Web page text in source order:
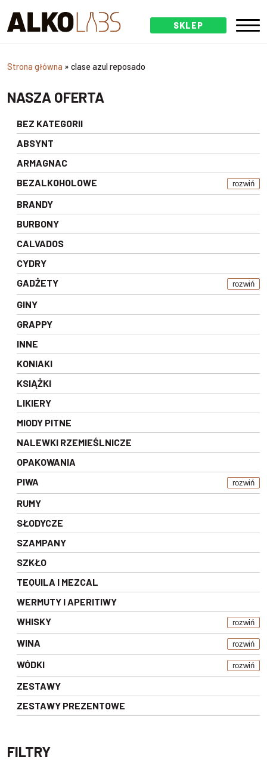
SKLEP
Strona główna » clase azul reposado
NASZA OFERTA
BEZ KATEGORII
ABSYNT
ARMAGNAC
BEZALKOHOLOWE
rozwiń
BRANDY
BURBONY
CALVADOS
CYDRY
GADŻETY
rozwiń
GINY
GRAPPY
INNE
KONIAKI
KSIĄŻKI
LIKIERY
MIODY PITNE
NALEWKI RZEMIEŚLNICZE
OPAKOWANIA
PIWA
rozwiń
RUMY
SŁODYCZE
SZAMPANY
SZKŁO
TEQUILA I MEZCAL
WERMUTY I APERITIWY
WHISKY
rozwiń
WINA rozwiń
WÓDKI rozwiń
ZESTAWY
ZESTAWY PREZENTOWE
FILTRY